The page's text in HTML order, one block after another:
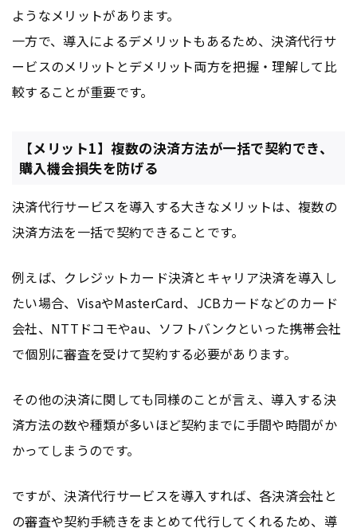
ようなメリットがあります。
一方で、導入によるデメリットもあるため、決済代行サ
ービスのメリットとデメリット両方を把握・理解して比
較することが重要です。
【メリット1】複数の決済方法が一括で契約でき、
購入機会損失を防げる
決済代行サービスを導入する大きなメリットは、複数の
決済方法を一括で契約できることです。
例えば、クレジットカード決済とキャリア決済を導入し
たい場合、VisaやMasterCard、JCBカードなどのカード
会社、NTTドコモやau、ソフトバンクといった携帯会社
で個別に審査を受けて契約する必要があります。
その他の決済に関しても同様のことが言え、導入する決
済方法の数や種類が多いほど契約までに手間や時間がか
かってしまうのです。
ですが、決済代行サービスを導入すれば、各決済会社と
の審査や契約手続きをまとめて代行してくれるため、導